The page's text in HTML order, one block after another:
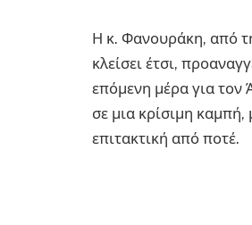
Η κ. Φανουράκη, από
κλείσει έτσι,
επόμενη μέρα για τον
σε μια κρίσιμη καμπή,
επιτακτική από ποτέ.